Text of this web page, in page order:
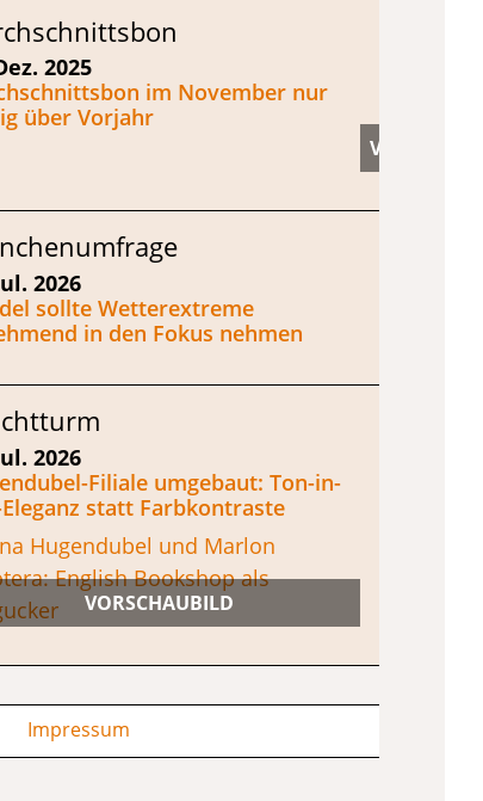
2025
im November nur
über Vorjahr
2026
sollte Wetterextreme
in den Fokus nehmen
2026
Filiale umgebaut: Ton-in-
statt Farbkontraste
Impressum